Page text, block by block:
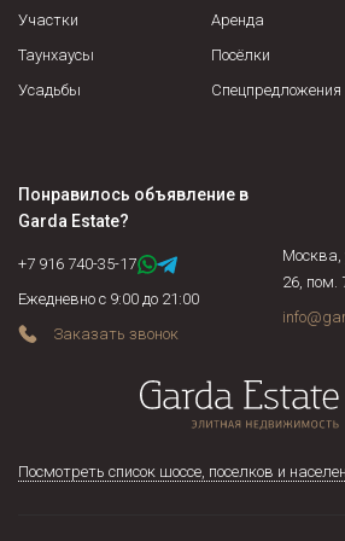
Участки
Таунхаусы
Усадьбы
Аренда
Посёлки
Спецпредложения
Понравилось объявление в
Garda Estate?
+7 916 740-35-17
Ежедневно с 9:00 до 21:00
Заказать звонок
Москва,
26, пом.
Посмотреть список шоссе, поселков и